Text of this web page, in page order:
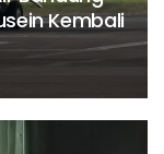
Kembali